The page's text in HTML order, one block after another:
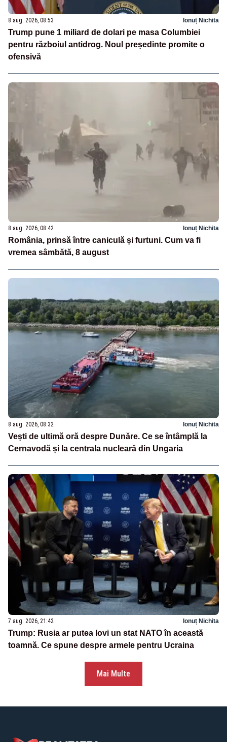
8 aug. 2026, 08:53 Ionuț Nichita
Trump pune 1 miliard de dolari pe masa Columbiei
pentru războiul antidrog. Noul președinte promite o
ofensivă
8 aug. 2026, 08:42 Ionuț Nichita
România, prinsă între caniculă și furtuni. Cum va fi
vremea sâmbătă, 8 august
8 aug. 2026, 08:32 Ionuț Nichita
Vești de ultimă oră despre Dunăre. Ce se întâmplă la
Cernavodă și la centrala nucleară din Ungaria
7 aug. 2026, 21:42 Ionuț Nichita
Trump: Rusia ar putea lovi un stat NATO în această
toamnă. Ce spune despre armele pentru Ucraina
Mai Multe